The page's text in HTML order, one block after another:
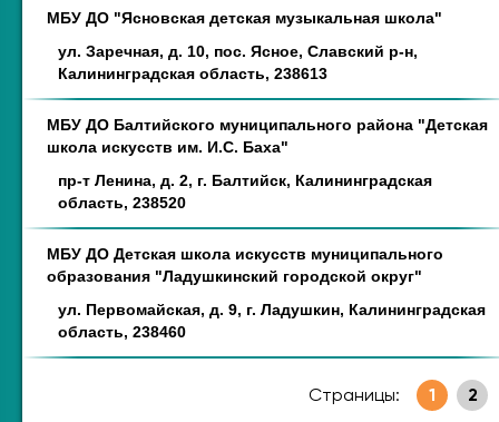
МБУ ДО "Ясновская детская музыкальная школа"
ул. Заречная, д. 10, пос. Ясное, Славский р-н,
Калининградская область, 238613
МБУ ДО Балтийского муниципального района "Детская
школа искусств им. И.С. Баха"
пр-т Ленина, д. 2, г. Балтийск, Калининградская
область, 238520
МБУ ДО Детская школа искусств муниципального
образования "Ладушкинский городской округ"
ул. Первомайская, д. 9, г. Ладушкин, Калининградская
область, 238460
Страницы: 1 2